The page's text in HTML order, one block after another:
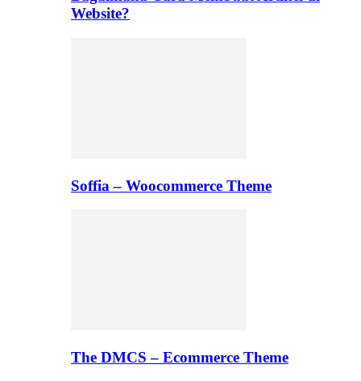
Website?
Soffia – Woocommerce Theme
The DMCS – Ecommerce Theme